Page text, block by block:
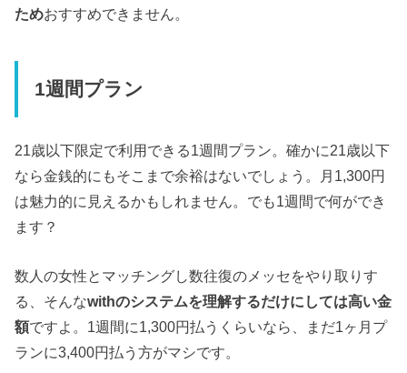
ためおすすめできません。
1週間プラン
21歳以下限定で利用できる1週間プラン。確かに21歳以下
なら金銭的にもそこまで余裕はないでしょう。月1,300円
は魅力的に見えるかもしれません。でも1週間で何ができ
ます？
数人の女性とマッチングし数往復のメッセをやり取りす
る、そんなwithのシステムを理解するだけにしては高い金
額ですよ。1週間に1,300円払うくらいなら、まだ1ヶ月プ
ランに3,400円払う方がマシです。